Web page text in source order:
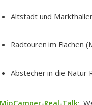
Altstadt und
Radtouren im Flachen
Abstecher in die Natur
MioCamper-Real-Talk: